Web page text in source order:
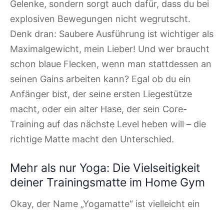
Gelenke, sondern sorgt auch dafür, dass du bei
explosiven Bewegungen nicht wegrutscht.
Denk dran: Saubere Ausführung ist wichtiger als
Maximalgewicht, mein Lieber! Und wer braucht
schon blaue Flecken, wenn man stattdessen an
seinen Gains arbeiten kann? Egal ob du ein
Anfänger bist, der seine ersten Liegestütze
macht, oder ein alter Hase, der sein Core-
Training auf das nächste Level heben will – die
richtige Matte macht den Unterschied.
Mehr als nur Yoga: Die Vielseitigkeit
deiner Trainingsmatte im Home Gym
Okay, der Name „Yogamatte“ ist vielleicht ein